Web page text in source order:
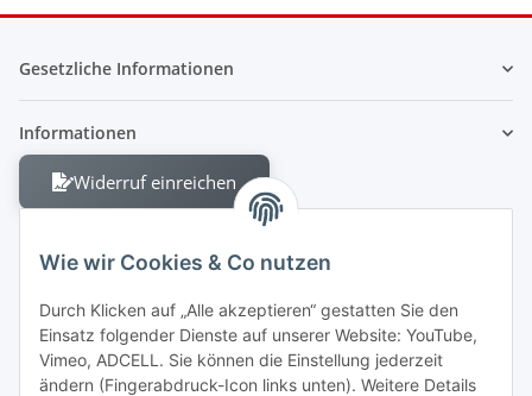
Wie wir Cookies & Co nutzen
Durch Klicken auf „Alle akzeptieren“ gestatten Sie den
Einsatz folgender Dienste auf unserer Website: YouTube,
Vimeo, ADCELL. Sie können die Einstellung jederzeit
ändern (Fingerabdruck-Icon links unten). Weitere Details
Gesetzliche Informationen
Informationen
Widerruf einreichen
Berliner Allee 38
13088 Berlin